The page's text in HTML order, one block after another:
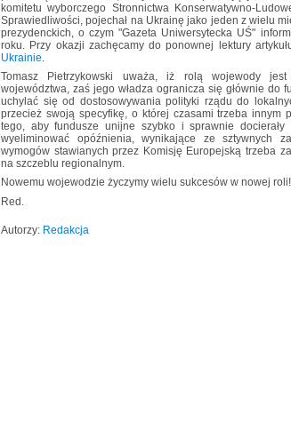
komitetu wyborczego Stronnictwa Konserwatywno-
Sprawiedliwości, pojechał na Ukrainę jako jeden z wielu
prezydenckich, o czym "Gazeta Uniwersytecka UŚ"
roku. Przy okazji zachęcamy do ponownej lektury
Ukrainie.
Tomasz Pietrzykowski uważa, iż rolą wojewody
województwa, zaś jego władza ogranicza się głównie do
uchylać się od dostosowywania polityki rządu do
przecież swoją specyfikę, o której czasami trzeba innym
tego, aby fundusze unijne szybko i sprawnie
wyeliminować opóźnienia, wynikające ze sztywnych
wymogów stawianych przez Komisję Europejską trzeba
na szczeblu regionalnym.
Nowemu wojewodzie życzymy wielu sukcesów w nowej roli!
Red.
Autorzy: Redakcja